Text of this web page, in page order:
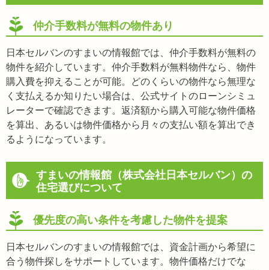
仲介手数料が無料の物件あり
日本セルバンのすまいの情報館では、仲介手数料が無料の
物件を紹介しています。仲介手数料が無料物件なら、物件
購入費を抑えることが可能。どのくらいの物件なら無理な
く支払えるか知りたい場合は、公式サイトのローンシミュ
レーターで確認できます。返済額から購入可能な物件価格
を算出、あるいは物件価格から月々の支払い額を算出でき
るようになっています。
すまいの情報館（株式会社日本セルバン）の
住宅選びについて
優先度の高い条件を考慮した物件を提案
日本セルバンのすまいの情報館では、資金計画から希望に
合う物件探しをサポートしています。物件価格だけでな